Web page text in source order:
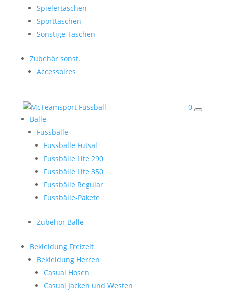
Spielertaschen
Sporttaschen
Sonstige Taschen
Zubehör sonst.
Accessoires
0
Bälle
Fussbälle
Fussbälle Futsal
Fussbälle Lite 290
Fussbälle Lite 350
Fussbälle Regular
Fussbälle-Pakete
Zubehör Bälle
Bekleidung Freizeit
Bekleidung Herren
Casual Hosen
Casual Jacken und Westen